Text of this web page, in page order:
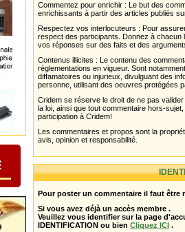
Commentez pour enrichir : Le but des
enrichissants à partir des articles publiés
Respectez vos interlocuteurs : Pour
respect des participants. Donnez à
vos réponses sur des faits et des
Contenus illicites : Le contenu des
réglementations en vigueur. Sont
diffamatoires ou injurieux, divulguant des
personne, utilisant des oeuvres protégées
Cridem se réserve le droit de ne pas
la loi, ainsi que tout commentaire hors-
participation à Cridem!
Les commentaires et propos sont la
avis, opinion et responsabilité.
Pour poster un commentaire il faut être
Si vous avez déjà un accès membre .
Veuillez vous identifier sur la page
IDENTIFICATION ou bien Cliquez ICI .